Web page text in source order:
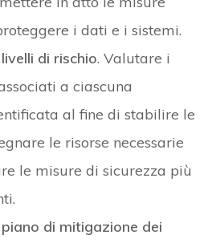
i dati e i sistemi.
di rischio. Valutare i
a ciascuna
al fine di stabilire le
le risorse necessarie
le misure di sicurezza più
di mitigazione dei